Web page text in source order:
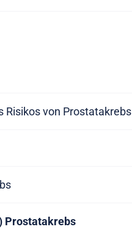
Risikos von Prostatakrebs
Prostatakrebs